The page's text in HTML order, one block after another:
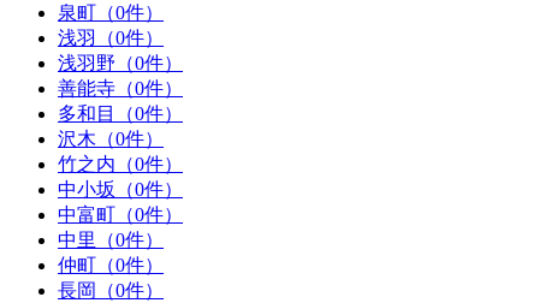
泉町（0件）
浅羽（0件）
浅羽野（0件）
善能寺（0件）
多和目（0件）
沢木（0件）
竹之内（0件）
中小坂（0件）
中富町（0件）
中里（0件）
仲町（0件）
長岡（0件）